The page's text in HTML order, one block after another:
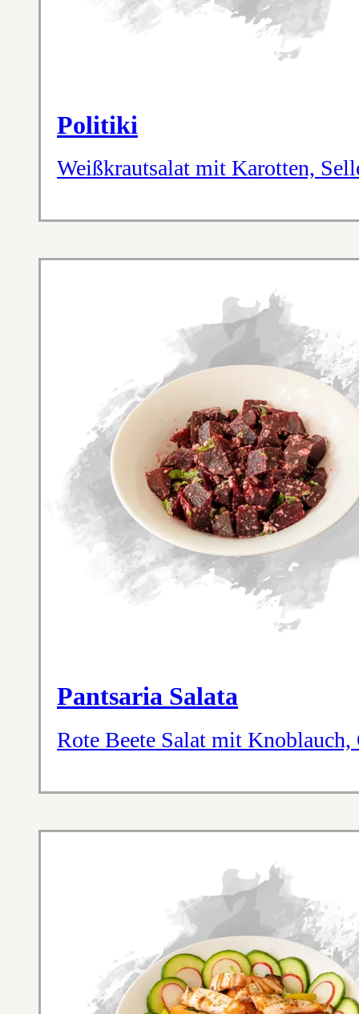
Politiki
Weißkrautsalat mit Karotten,
Pantsaria Salata
Rote Beete Salat mit Knoblauch,